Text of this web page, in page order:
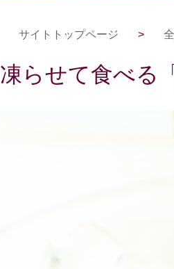
サイトトップページ >
凍らせて食べる